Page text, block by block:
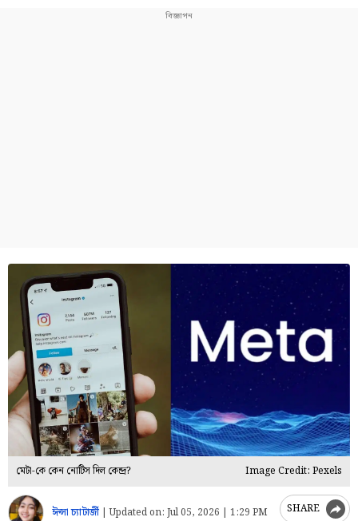
মেটা-কে কেন নোটিস দিল কেন্দ্র? Image Credit: Pexels
ঈপ্সা চ্যাটার্জী |Updated on: Jul 05, 2026 | 1:29 PM SHARE